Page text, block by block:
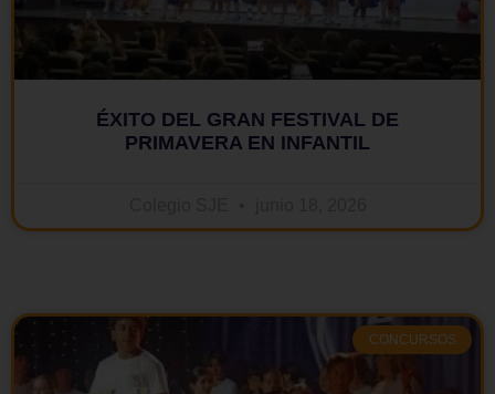
ÉXITO DEL GRAN FESTIVAL DE
PRIMAVERA EN INFANTIL
CONCURSOS